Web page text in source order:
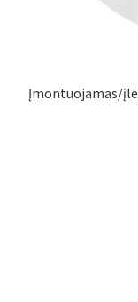
Įmontuojamas/